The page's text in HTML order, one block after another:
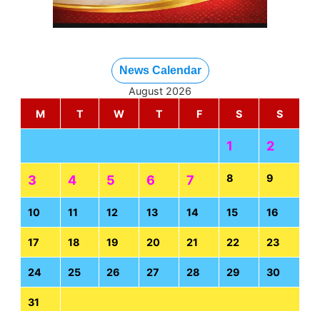
News Calendar
August 2026
M
T W T F S S
1 2
3 4 5 6 7 8 9
10 11 12 13 14 15 16
17 18 19 20 21 22 23
24 25 26 27 28 29 30
31